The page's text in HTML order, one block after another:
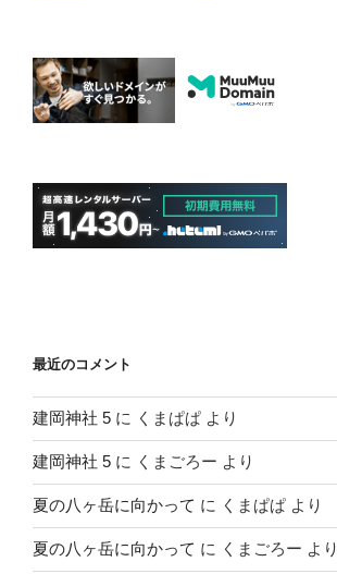
最近のコメント
建岡神社 5 に くまぱぱ より
建岡神社 5 に くまごろー より
夏の八ヶ岳に向かって に くまぱぱ より
夏の八ヶ岳に向かって に くまごろー より